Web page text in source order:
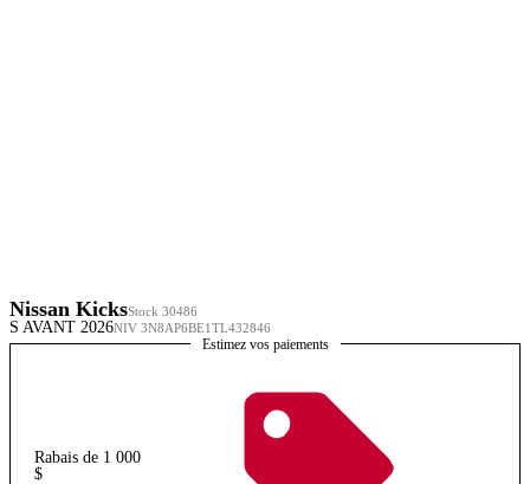
Nissan KicksStock 30486
S AVANT 2026NIV 3N8AP6BE1TL432846
Estimez vos paiements
Rabais de 1 000
$